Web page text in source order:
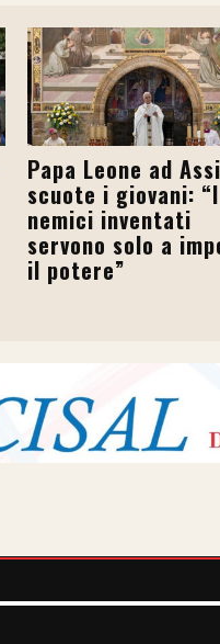
Papa Leone ad
scuote i giovani: “I
nemici inventati
servono solo a
il potere”